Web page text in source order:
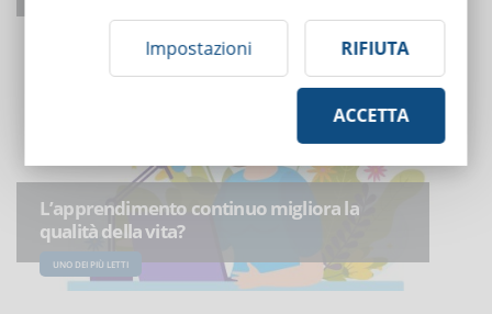
UNO DEI PIÙ LETTI
L’apprendimento continuo migliora la
qualità della vita?
UNO DEI PIÙ LETTI
Impostazioni RIFIUTA
ACCETTA